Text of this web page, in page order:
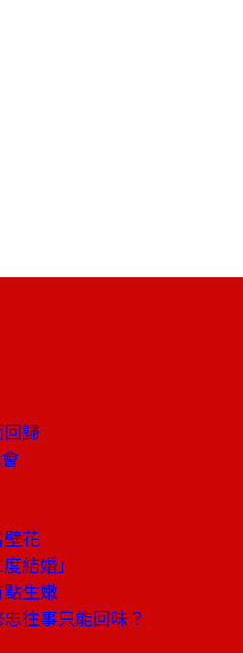
歸
花
結婚」
生嫩
往事只能回味？